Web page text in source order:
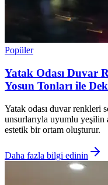
Popüler
Yatak Odası Duvar
Yosun Tonları ile
Yatak odası duvar renkleri
unsurlarıyla uyumlu yeşilin
estetik bir ortam oluşturur.
Daha fazla bilgi edinin